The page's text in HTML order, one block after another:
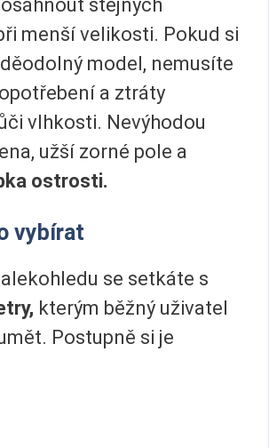
stejných
menší velikosti. Pokud si
model, nemusíte
a ztráty
vlhkosti. Nevýhodou
užší zorné pole a
ostrosti.
vybírat
se setkáte s
kterým běžný uživatel
Postupně si je